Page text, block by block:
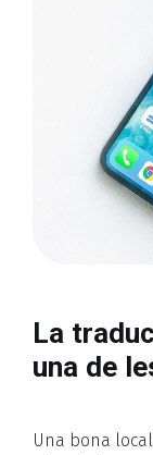
La
una de
Una bona